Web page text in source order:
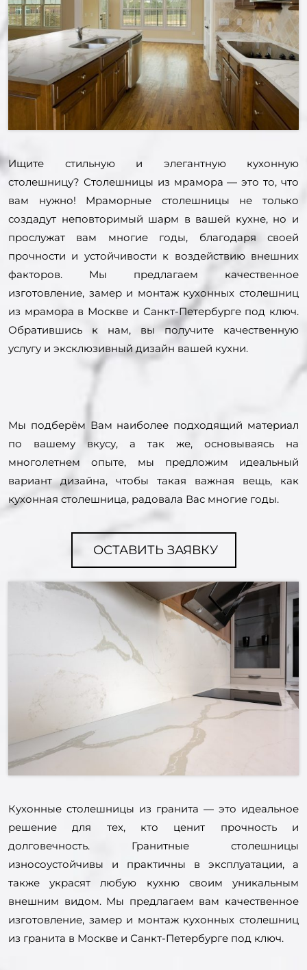
Ищите стильную и элегантную кухонную
столешницу? Столешницы из мрамора — это то, что
вам нужно! Мраморные столешницы не только
создадут неповторимый шарм в вашей кухне, но и
прослужат вам многие годы, благодаря своей
прочности и устойчивости к воздействию внешних
факторов. Мы предлагаем качественное
изготовление, замер и монтаж кухонных столешниц
из мрамора в Москве и Санкт-Петербурге под ключ.
Обратившись к нам, вы получите качественную
услугу и эксклюзивный дизайн вашей кухни.
Мы подберём Вам наиболее подходящий материал
по вашему вкусу, а так же, основываясь на
многолетнем опыте, мы предложим идеальный
вариант дизайна, чтобы такая важная вещь, как
кухонная столешница, радовала Вас многие годы.
ОСТАВИТЬ ЗАЯВКУ
Кухонные столешницы из гранита — это идеальное
решение для тех, кто ценит прочность и
долговечность. Гранитные столешницы
износоустойчивы и практичны в эксплуатации, а
также украсят любую кухню своим уникальным
внешним видом. Мы предлагаем вам качественное
изготовление, замер и монтаж кухонных столешниц
из гранита в Москве и Санкт-Петербурге под ключ.